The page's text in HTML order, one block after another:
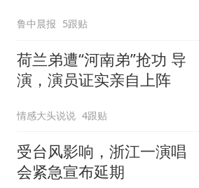
鲁中晨报 5跟贴
荷兰弟遭“河南弟”抢功 导
演，演员证实亲自上阵
情感大头说说 4跟贴
受台风影响，浙江一演唱
会紧急宣布延期